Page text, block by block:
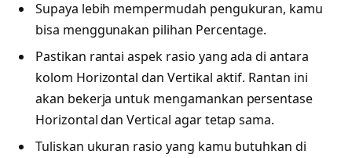
Supaya lebih mempermudah pengukuran, kamu
bisa menggunakan pilihan Percentage.
Pastikan rantai aspek rasio yang ada di antara
kolom Horizontal dan Vertikal aktif. Rantan ini
akan bekerja untuk mengamankan persentase
Horizontal dan Vertical agar tetap sama.
Tuliskan ukuran rasio yang kamu butuhkan di